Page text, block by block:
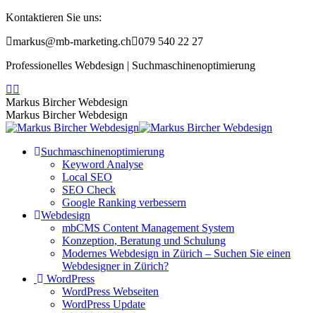
Zum
springen
Kontaktieren Sie uns:
markus@mb-marketing.ch
079 540 22 27
Professionelles Webdesign | Suchmaschinenoptimierung
Facebook
page
opens
in
window
page
opens
in
window
Markus Bircher Webdesign
Markus Bircher Webdesign
Suchmaschinenoptimierung
Keyword Analyse
Local SEO
SEO Check
Google Ranking verbessern
Webdesign
mbCMS Content Management System
Konzeption, Beratung und Schulung
Modernes Webdesign in Zürich – Suchen Sie einen
Webdesigner in Zürich?
WordPress
WordPress Webseiten
WordPress Update